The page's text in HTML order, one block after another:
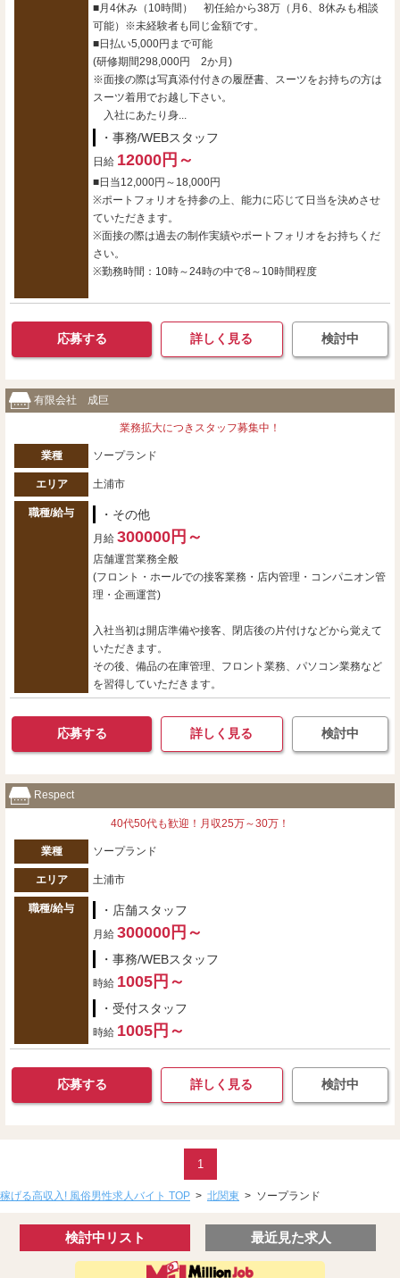
■月4休み（10時間） 初任給から38万（月6、8休みも相談
可能）※未経験者も同じ金額です。
■日払い5,000円まで可能
(研修期間298,000円 2か月)
※面接の際は写真添付付きの履歴書、スーツをお持ちの方は
スーツ着用でお越し下さい。
入社にあたり身...
・事務/WEBスタッフ
日給 12000円～
■日当12,000円～18,000円
※ポートフォリオを持参の上、能力に応じて日当を決めさせ
ていただきます。
※面接の際は過去の制作実績やポートフォリオをお持ちくだ
さい。
※勤務時間：10時～24時の中で8～10時間程度
応募する 詳しく見る 検討中
有限会社 成巨
業務拡大につきスタッフ募集中！
業種 ソープランド
エリア 土浦市
職種/給与 ・その他
月給 300000円～
店舗運営業務全般
(フロント・ホールでの接客業務・店内管理・コンパニオン管
理・企画運営)
入社当初は開店準備や接客、閉店後の片付けなどから覚えて
いただきます。
その後、備品の在庫管理、フロント業務、パソコン業務など
を習得していただきます。
応募する 詳しく見る 検討中
Respect
40代50代も歓迎！月収25万～30万！
業種 ソープランド
エリア 土浦市
職種/給与 ・店舗スタッフ
月給 300000円～
・事務/WEBスタッフ
時給 1005円～
・受付スタッフ
時給 1005円～
応募する 詳しく見る 検討中
1
稼げる高収入! 風俗男性求人バイト TOP > 北関東 > ソープランド
検討中リスト 最近見た求人